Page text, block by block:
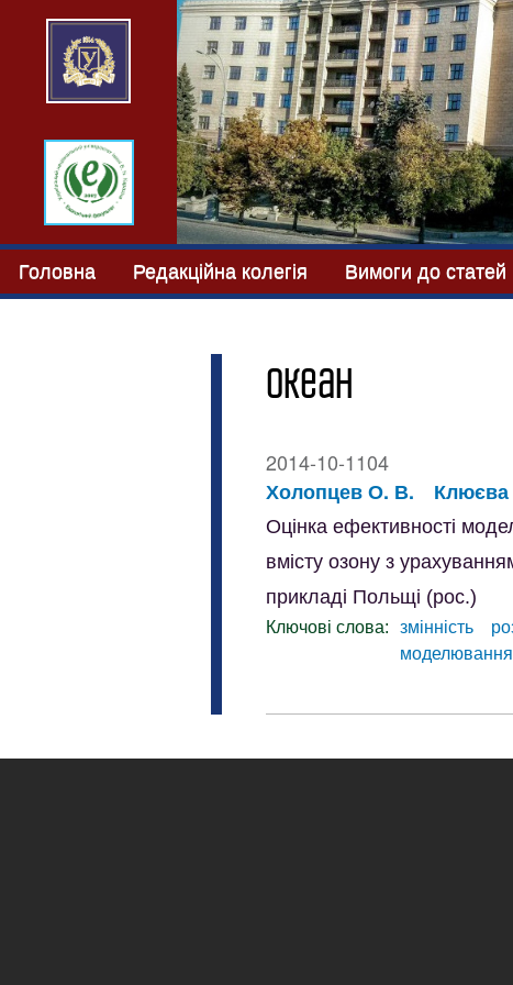
Головна Редакційна колегія Вимоги до статей
океан
2014-10-1104
Холопцев О. В.
Оцінка ефективності
вмісту озону з
прикладі Польщі (рос.)
Ключові слова: змінність
моделювання